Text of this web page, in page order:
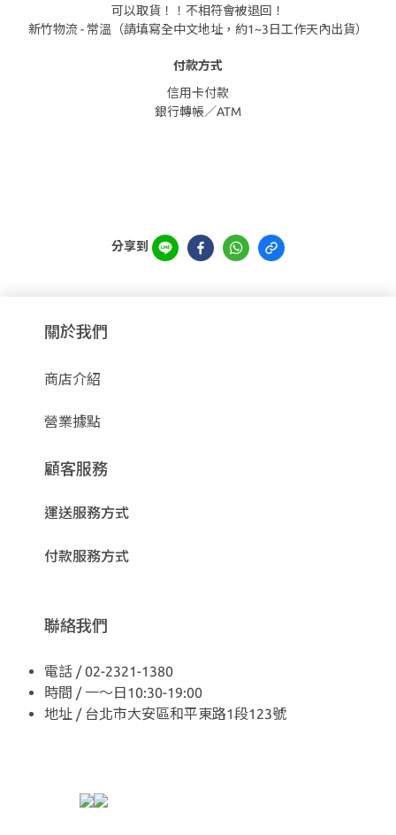
可以取貨！！不相符會被退回！
新竹物流 - 常溫（請填寫全中文地址，約1~3日工作天內出貨）
付款方式
信用卡付款
銀行轉帳／ATM
分享到
關於我們
商店介紹
營業據點
顧客服務
運送服務方式
付款服務方式
聯絡我們
電話 / 02-2321-1380
時間 / 一～日10:30-19:00
地址 / 台北市大安區和平東路1段123號